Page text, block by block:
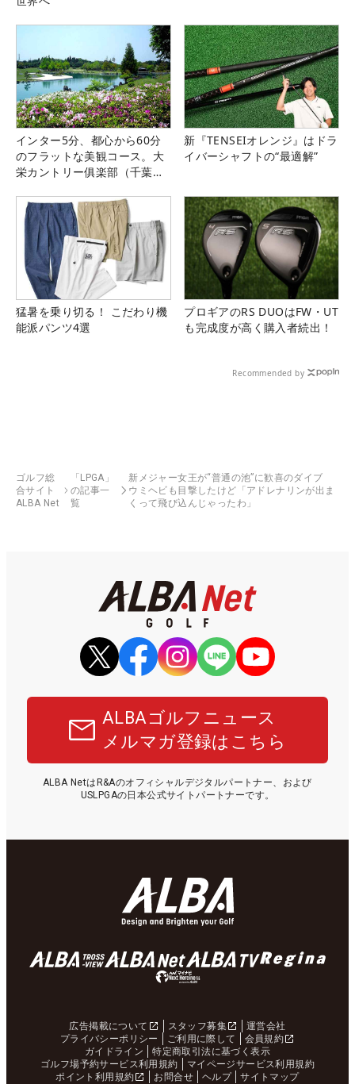
インター5分、都心から60分
のフラットな美観コース。大
栄カントリー俱楽部（千葉
新『TENSEIオレンジ』はドラ
イバーシャフトの“最適解”
猛暑を乗り切る！ こだわり機
能派パンツ4選
プロギアのRS DUOはFW・UT
も完成度が高く購入者続出！
Recommended by
ゴルフ総
合サイト
ALBA Net
「LPGA」
の記事一
覧
新メジャー女王が“普通の池”に歓喜のダイブ
ウミヘビも目撃したけど「アドレナリンが出ま
くって飛び込んじゃったわ」
ALBAゴルフニュース
メルマガ登録はこちら
ALBA NetはR&Aのオフィシャルデジタルパートナー、および
USLPGAの日本公式サイトパートナーです。
広告掲載について スタッフ募集
運営会社
プライバシーポリシー
ご利用に際して
会員規約
ガイドライン
特定商取引法に基づく表示
ゴルフ場予約サービス利用規約
マイページサービス利用規約
ポイント利用規約
お問合せ ヘルプ サイトマップ